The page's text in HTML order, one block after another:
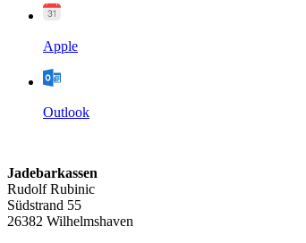
Apple
Outlook
Jadebarkassen
Rudolf Rubinic
Südstrand 55
26382 Wilhelmshaven